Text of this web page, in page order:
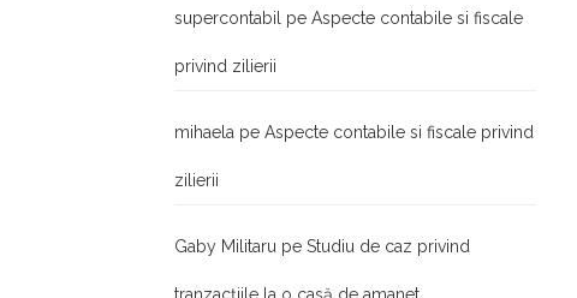
supercontabil pe Aspecte contabile si fiscale
privind zilierii
mihaela pe Aspecte contabile si fiscale privind
zilierii
Gaby Militaru pe Studiu de caz privind
tranzacţiile la o casă de amanet